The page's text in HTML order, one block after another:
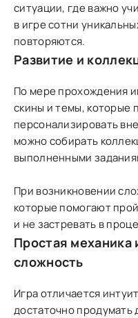
ситуации, где важно
в игре сотни
повторяются.
Развитие и
По мере прохождения
скины и темы, которые
персонализировать
можно собирать
выполненными
При возникновении
которые помогают
и не застревать в
Простая механика
сложность
Игра отличается
достаточно